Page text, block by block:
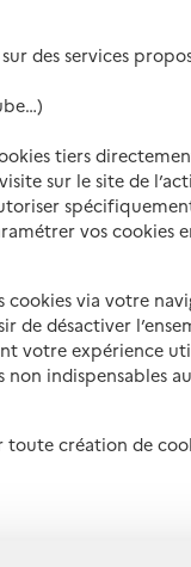
sur des services
tiers
sur le site de
vos cookies
cookies via votre
désactiver
votre expérience
non indispensables
création de